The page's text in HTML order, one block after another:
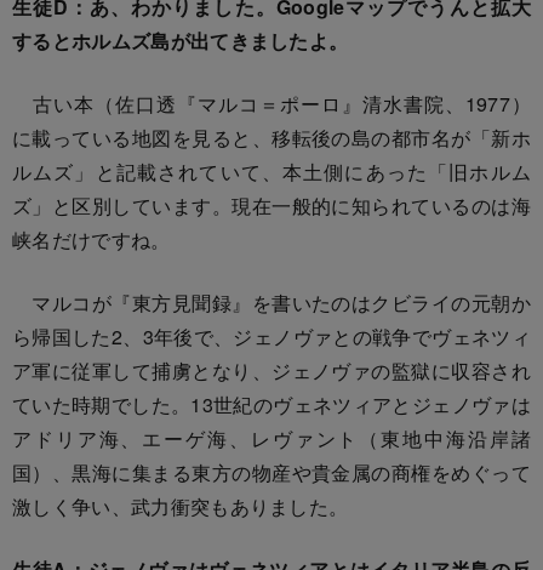
生徒D：あ、わかりました。Googleマップでうんと拡大
するとホルムズ島が出てきましたよ。
古い本（佐口透『マルコ＝ポーロ』清水書院、1977）
に載っている地図を見ると、移転後の島の都市名が「新ホ
ルムズ」と記載されていて、本土側にあった「旧ホルム
ズ」と区別しています。現在一般的に知られているのは海
峡名だけですね。
マルコが『東方見聞録』を書いたのはクビライの元朝か
ら帰国した2、3年後で、ジェノヴァとの戦争でヴェネツィ
ア軍に従軍して捕虜となり、ジェノヴァの監獄に収容され
ていた時期でした。13世紀のヴェネツィアとジェノヴァは
アドリア海、エーゲ海、レヴァント（東地中海沿岸諸
国）、黒海に集まる東方の物産や貴金属の商権をめぐって
激しく争い、武力衝突もありました。